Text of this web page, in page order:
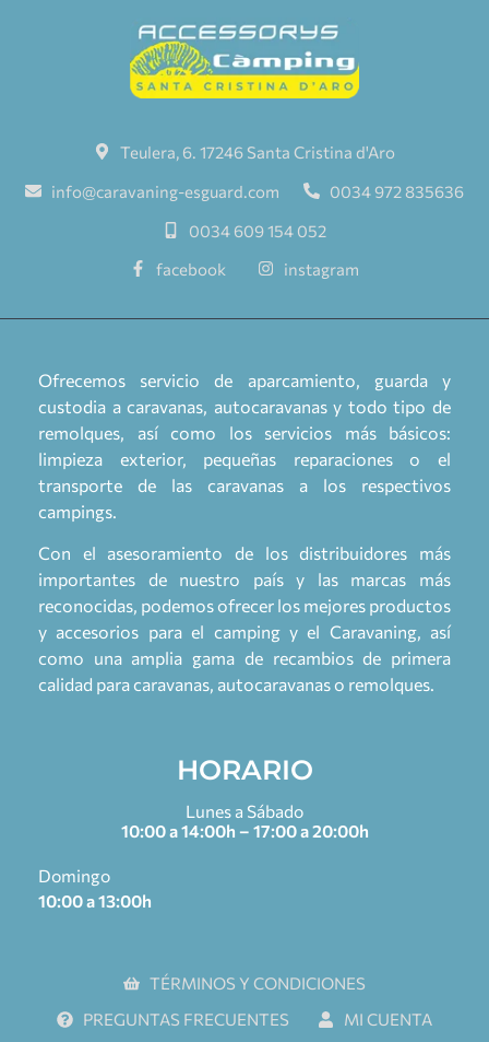
Teulera, 6. 17246 Santa Cristina d'Aro
info@caravaning-esguard.com
0034 972 835636
0034 609 154 052
facebook
instagram
Ofrecemos servicio de aparcamiento, guarda y
custodia a caravanas, autocaravanas y todo tipo de
remolques, así como los servicios más básicos:
limpieza exterior, pequeñas reparaciones o el
transporte de las caravanas a los respectivos
campings.
Con el asesoramiento de los distribuidores más
importantes de nuestro país y las marcas más
reconocidas, podemos ofrecer los mejores productos
y accesorios para el camping y el Caravaning, así
como una amplia gama de recambios de primera
calidad para caravanas, autocaravanas o remolques.
HORARIO
Lunes a Sábado
10:00 a 14:00h – 17:00 a 20:00h
Domingo
10:00 a 13:00h
TÉRMINOS Y CONDICIONES
PREGUNTAS FRECUENTES
MI CUENTA